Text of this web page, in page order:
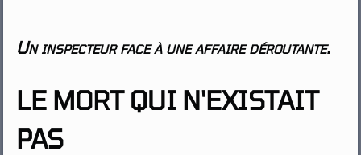
Un inspecteur face à une affaire déroutante.
LE MORT QUI N'EXISTAIT
PAS